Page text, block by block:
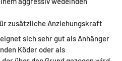
zusätzliche Anziehungskraft
sich sehr gut als Anhänger
Köder oder als